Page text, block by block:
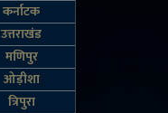
कर्नाटक
उत्तराखंड
मणिपुर
ओड़ीशा
त्रिपुरा